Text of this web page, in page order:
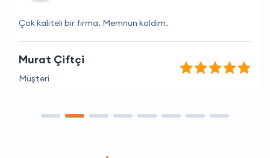
Çok kaliteli bir firma. Memnun kaldım.
Murat Çiftçi
Müşteri